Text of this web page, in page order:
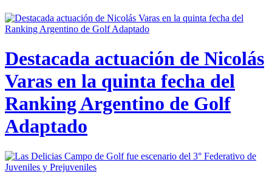
Destacada actuación de Nicolás
Varas en la quinta fecha del
Ranking Argentino de Golf
Adaptado